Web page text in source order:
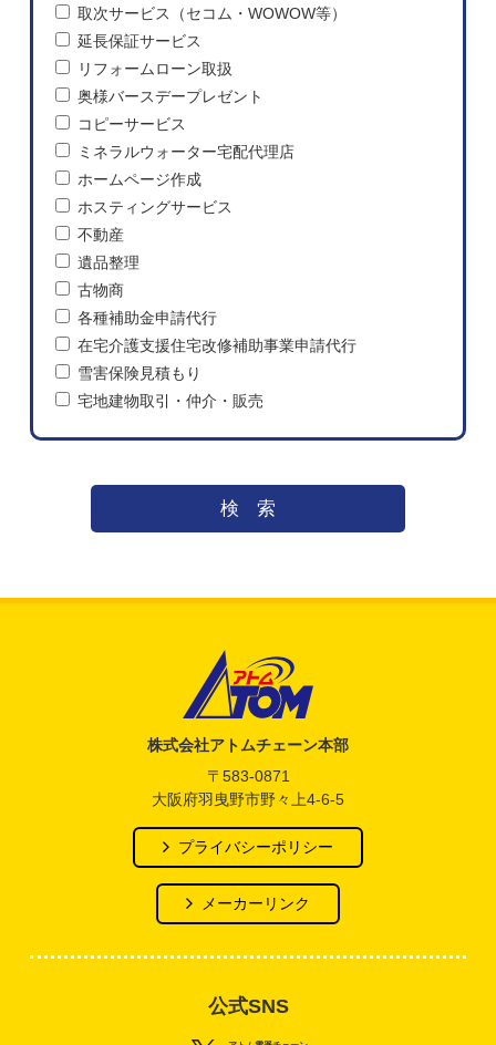
取次サービス（セコム・WOWOW等）
延長保証サービス
リフォームローン取扱
奥様バースデープレゼント
コピーサービス
ミネラルウォーター宅配代理店
ホームページ作成
ホスティングサービス
不動産
遺品整理
古物商
各種補助金申請代行
在宅介護支援住宅改修補助事業申請代行
雪害保険見積もり
宅地建物取引・仲介・販売
検索
株式会社アトムチェーン本部
〒583-0871
大阪府羽曳野市野々上4-6-5
プライバシーポリシー
メーカーリンク
公式SNS